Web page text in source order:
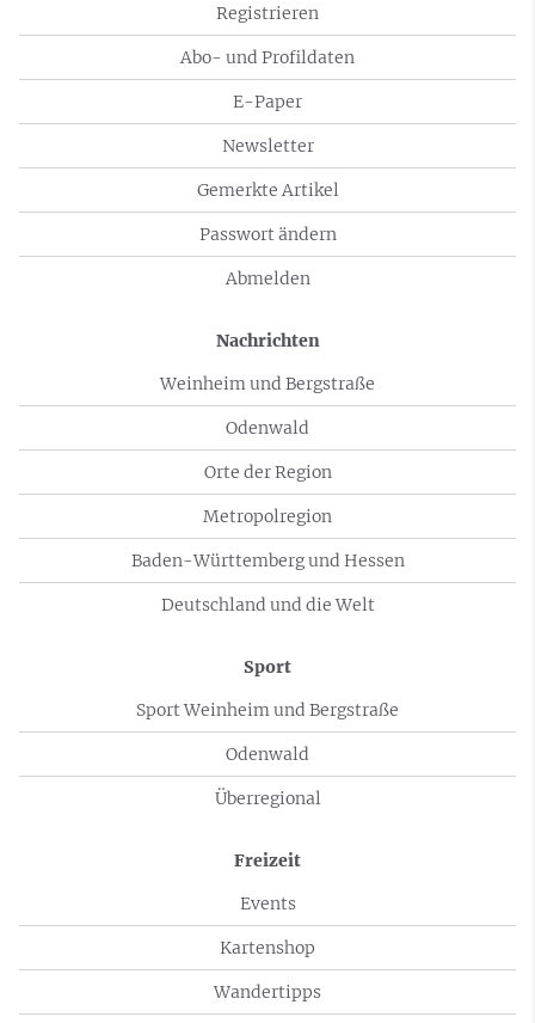
Registrieren
Abo- und Profildaten
E-Paper
Newsletter
Gemerkte Artikel
Passwort ändern
Abmelden
Nachrichten
Weinheim und Bergstraße
Odenwald
Orte der Region
Metropolregion
Baden-Württemberg und Hessen
Deutschland und die Welt
Sport
Sport Weinheim und Bergstraße
Odenwald
Überregional
Freizeit
Events
Kartenshop
Wandertipps